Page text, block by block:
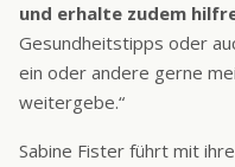
und erhalte zudem
Gesundheitstipps oder
ein oder andere gerne
weitergebe.“
Sabine Fister führt mit